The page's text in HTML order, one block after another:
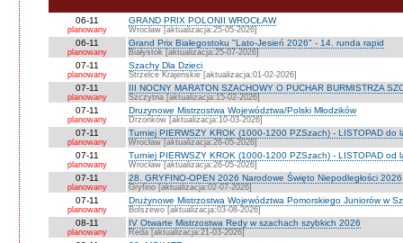
06-11
planowany
GRAND PRIX POLONII WROCŁAW
Wrocław [aktualizacja:25-05-2026]
06-11
planowany
Grand Prix Białegostoku "Lato-Jesień 2026" - 14. runda rapid
Białystok [aktualizacja:25-07-2026]
07-11
planowany
Szachy Dla Dzieci
Strzelce Krajeńskie [aktualizacja:01-02-2026]
07-11
planowany
III NOCNY MARATON SZACHOWY O PUCHAR BURMISTRZA
Szczytna [aktualizacja:15-02-2026]
07-11
planowany
Druzynowe Mistrzostwa Województwa/Polski Młodzików
Drzonków [aktualizacja:10-03-2026]
07-11
planowany
Turniej PIERWSZY KROK (1000-1200 PZSzach) - LISTOPAD do
Wrocław [aktualizacja:26-05-2026]
07-11
planowany
Turniej PIERWSZY KROK (1000-1200 PZSzach) - LISTOPAD od
Wrocław [aktualizacja:26-05-2026]
07-11
planowany
28. GRYFINO-OPEN 2026 Narodowe Święto Niepodległości 2026
Gryfino [aktualizacja:02-07-2026]
07-11
planowany
Drużynowe Mistrzostwa Województwa Pomorskiego Juniorów w
Bolszewo [aktualizacja:03-08-2026]
08-11
planowany
IV Otwarte Mistrzostwa Redy w szachach szybkich 2026
Reda [aktualizacja:21-03-2026]